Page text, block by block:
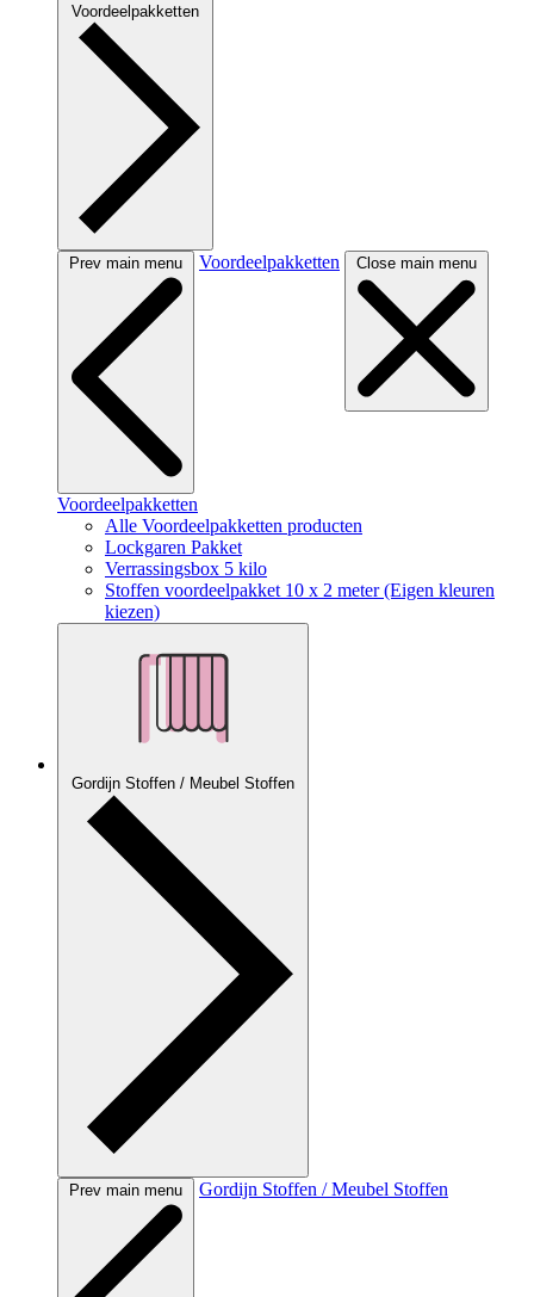
Voordeelpakketten
Prev main menu Voordeelpakketten Close main menu
Voordeelpakketten
Alle Voordeelpakketten producten
Lockgaren Pakket
Verrassingsbox 5 kilo
Stoffen voordeelpakket 10 x 2 meter (Eigen kleuren
kiezen)
Gordijn Stoffen / Meubel Stoffen
Prev main menu Gordijn Stoffen / Meubel Stoffen